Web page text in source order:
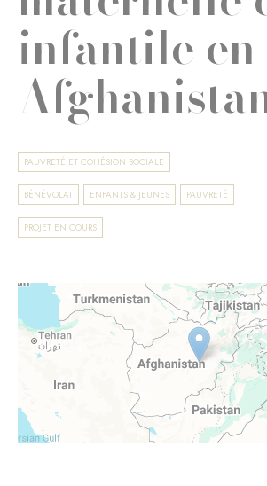
infantile en
PAUVRETÉ ET COHÉSION SOCIALE
BÉNÉVOLAT ENFANTS & JEUNES PAUVRETÉ
PROJET EN COURS